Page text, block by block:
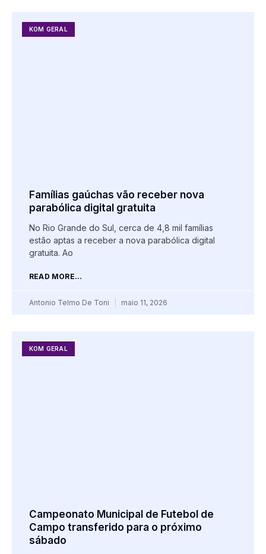
KOM GERAL
Famílias gaúchas vão receber nova
parabólica digital gratuita
No Rio Grande do Sul, cerca de 4,8 mil famílias
estão aptas a receber a nova parabólica digital
gratuita. Ao
READ MORE...
Antonio Telmo De Toni maio 11, 2026
KOM GERAL
Campeonato Municipal de Futebol de
Campo transferido para o próximo
sábado